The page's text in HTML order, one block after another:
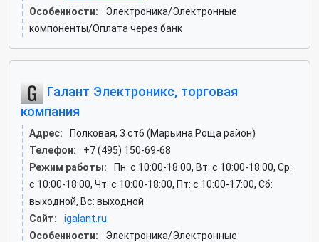
Особенности:
Электроника/Электронные
компоненты/Оплата через банк
Галант Электроникс, торговая
компания
Адрес:
Полковая, 3 ст6 (Марьина Роща район)
Телефон:
+7 (495) 150-69-68
Режим работы:
Пн: c 10:00-18:00, Вт: c 10:00-18:00, Ср:
c 10:00-18:00, Чт: c 10:00-18:00, Пт: c 10:00-17:00, Сб:
выходной, Вс: выходной
Сайт:
igalant.ru
Особенности:
Электроника/Электронные